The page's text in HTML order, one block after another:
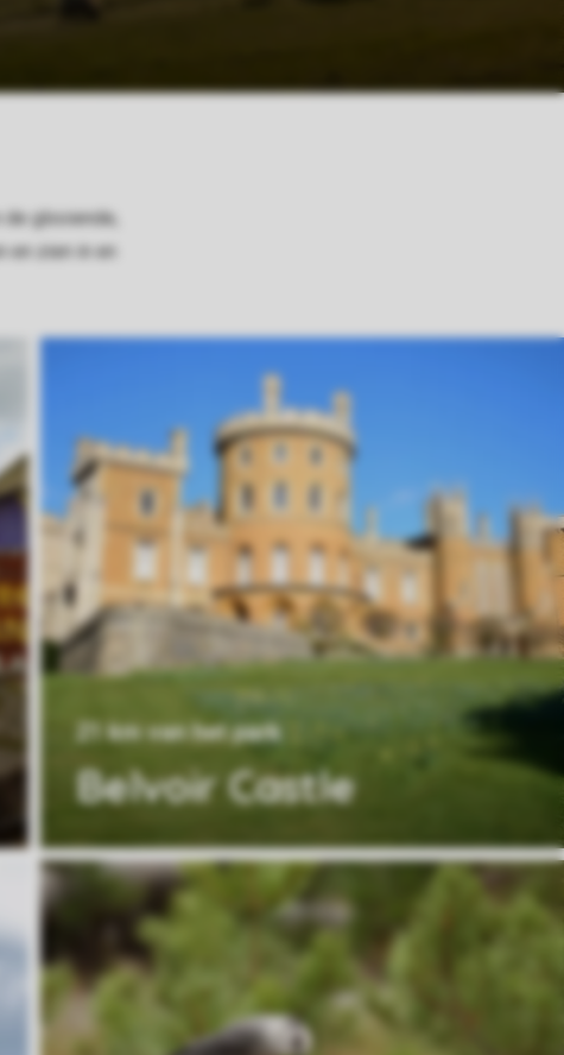
glooiende,
en zien in en
Belvoir Castle
21 km van het park